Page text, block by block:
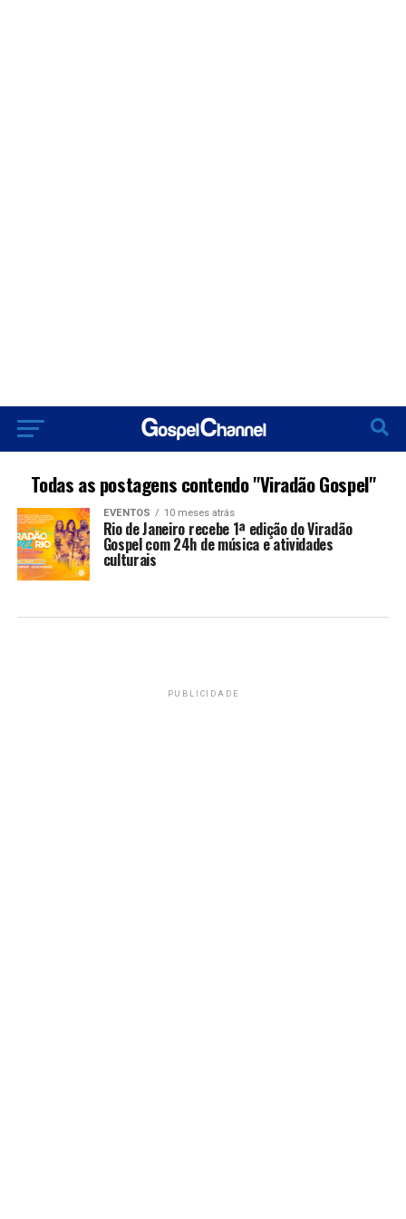
Todas as postagens contendo "Viradão Gospel"
EVENTOS 10 meses atrás
Rio de Janeiro recebe 1ª edição do Viradão
Gospel com 24h de música e atividades
culturais
PUBLICIDADE